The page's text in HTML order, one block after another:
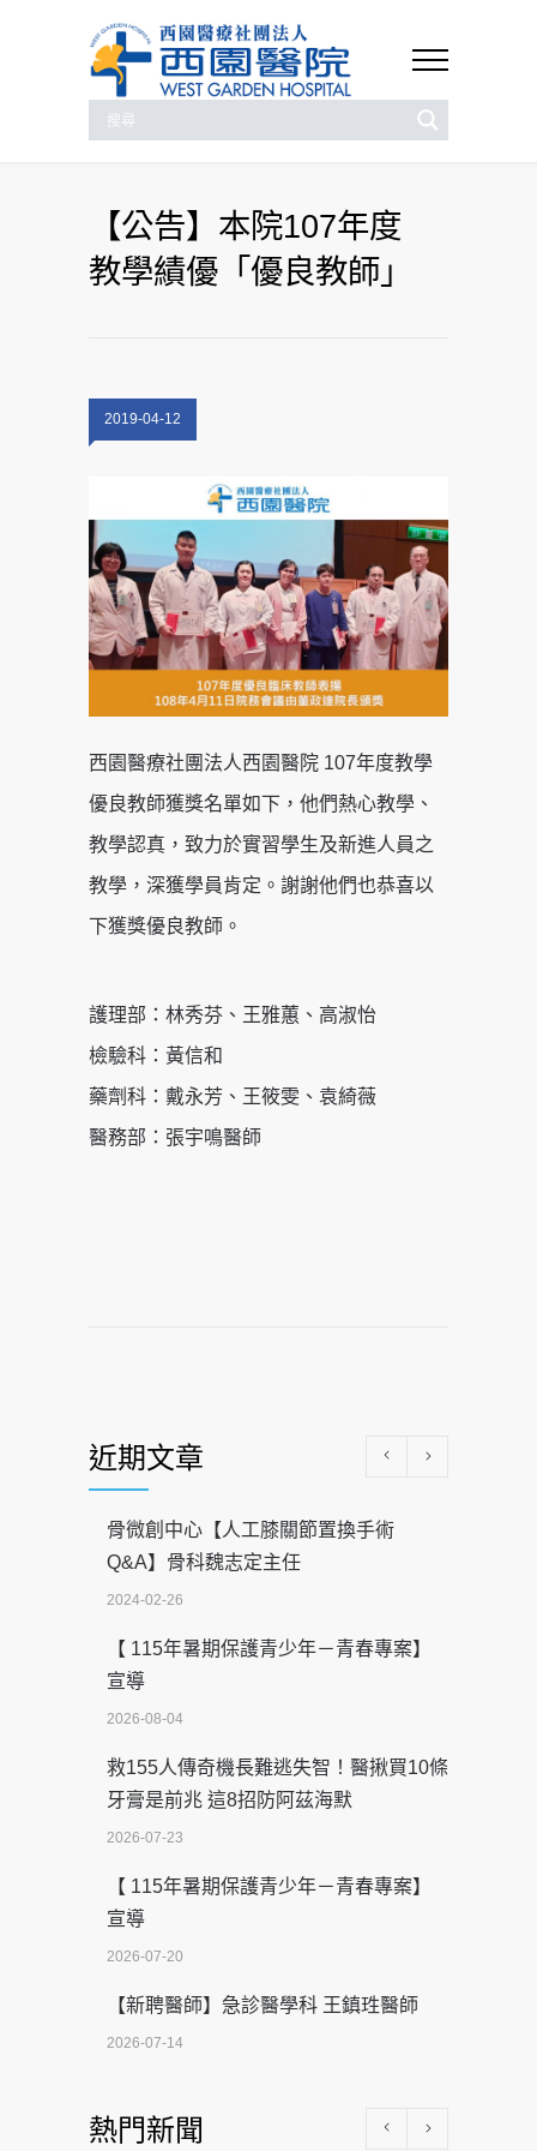
【公告】本院107年度
教學績優「優良教師」
2019-04-12
西園醫療社團法人西園醫院 107年度教學
優良教師獲獎名單如下，他們熱心教學、
教學認真，致力於實習學生及新進人員之
教學，深獲學員肯定。謝謝他們也恭喜以
下獲獎優良教師。
護理部：林秀芬、王雅蕙、高淑怡
檢驗科：黃信和
藥劑科：戴永芳、王筱雯、袁綺薇
醫務部：張宇鳴醫師
近期文章
骨微創中心【人工膝關節置換手術
Q&A】骨科魏志定主任
2024-02-26
【 115年暑期保護青少年－青春專案】
宣導
2026-08-04
救155人傳奇機長難逃失智！醫揪買10條
牙膏是前兆 這8招防阿茲海默
2026-07-23
【 115年暑期保護青少年－青春專案】
宣導
2026-07-20
【新聘醫師】急診醫學科 王鎮珄醫師
2026-07-14
科能量
熱門新聞